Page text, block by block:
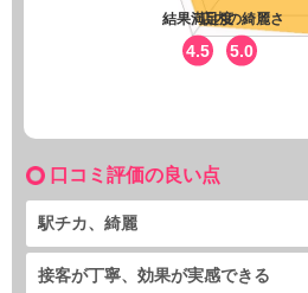
店内の綺麗さ
5.0
結果満足度
4.5
口コミ評価の良い点
駅チカ、綺麗
接客が丁寧、効果が実感できる